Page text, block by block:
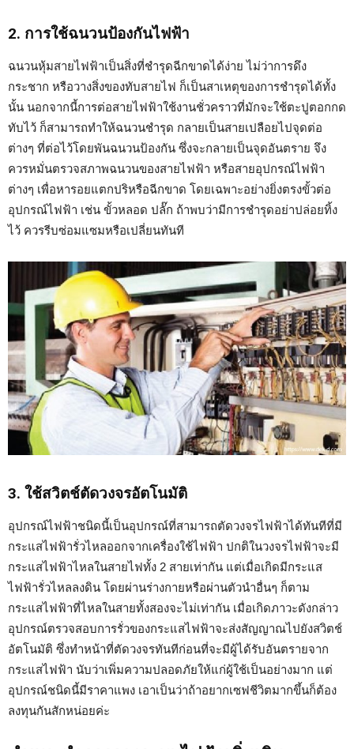
2. การใช้ฉนวนป้องกันไฟฟ้า
ฉนวนหุ้มสายไฟฟ้าเป็นสิ่งที่ชำรุดฉีกขาดได้ง่าย ไม่ว่าการดึง
กระชาก หรือวางสิ่งของทับสายไฟ ก็เป็นสาเหตุของการชำรุดได้ทั้ง
นั้น นอกจากนี้การต่อสายไฟฟ้าใช้งานชั่วคราวที่มักจะใช้ตะปูตอกกด
ทับไว้ ก็สามารถทำให้ฉนวนชำรุด กลายเป็นสายเปลือยไปจุดต่อ
ต่างๆ ที่ต่อไว้โดยพันฉนวนป้องกัน ซึ่งจะกลายเป็นจุดอันตราย จึง
ควรหมั่นตรวจสภาพฉนวนของสายไฟฟ้า หรือสายอุปกรณ์ไฟฟ้า
ต่างๆ เพื่อหารอยแตกปริหรือฉีกขาด โดยเฉพาะอย่างยิ่งตรงขั้วต่อ
อุปกรณ์ไฟฟ้า เช่น ขั้วหลอด ปลั๊ก ถ้าพบว่ามีการชำรุดอย่าปล่อยทิ้ง
ไว้ ควรรีบซ่อมแซมหรือเปลี่ยนทันที
3. ใช้สวิตช์ตัดวงจรอัตโนมัติ
อุปกรณ์ไฟฟ้าชนิดนี้เป็นอุปกรณ์ที่สามารถตัดวงจรไฟฟ้าได้ทันทีที่มี
กระแสไฟฟ้ารั่วไหลออกจากเครื่องใช้ไฟฟ้า ปกติในวงจรไฟฟ้าจะมี
กระแสไฟฟ้าไหลในสายไฟทั้ง 2 สายเท่ากัน แต่เมื่อเกิดมีกระแส
ไฟฟ้ารั่วไหลลงดิน โดยผ่านร่างกายหรือผ่านตัวนำอื่นๆ ก็ตาม
กระแสไฟฟ้าที่ไหลในสายทั้งสองจะไม่เท่ากัน เมื่อเกิดภาวะดังกล่าว
อุปกรณ์ตรวจสอบการรั่วของกระแสไฟฟ้าจะส่งสัญญาณไปยังสวิตช์
อัตโนมัติ ซึ่งทำหน้าที่ตัดวงจรทันทีก่อนที่จะมีผู้ได้รับอันตรายจาก
กระแสไฟฟ้า นับว่าเพิ่มความปลอดภัยให้แก่ผู้ใช้เป็นอย่างมาก แต่
อุปกรณ์ชนิดนี้มีราคาแพง เอาเป็นว่าถ้าอยากเซฟชีวิตมากขึ้นก็ต้อง
ลงทุนกันสักหน่อยค่ะ